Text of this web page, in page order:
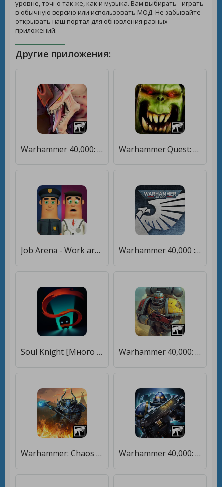
уровне, точно так же, как и музыка. Вам выбирать - играть
в обычную версию или использовать МОД. Не забывайте
открывать наш портал для обновления разных
приложений.
Другие приложения:
Warhammer 40,000: Tacticus [Мод меню] Warhammer Quest: Silver Tower [Мод меню]
Job Arena - Work arena [Много монет] Warhammer 40,000 : The App [Полная версия]
Soul Knight [Много монет] Warhammer 40,000: Space Wolf [Много денег]
Warhammer: Chaos & Conquest [Бесплатные покупки] Warhammer 40,000: Lost Crusade [Много монет]